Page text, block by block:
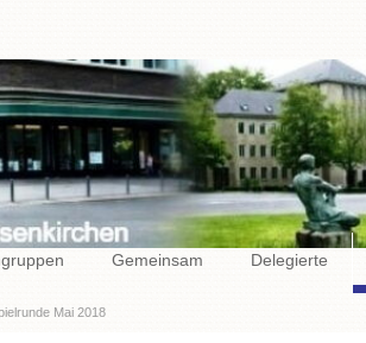
Gemeinsam Delegierte
Mai 2018